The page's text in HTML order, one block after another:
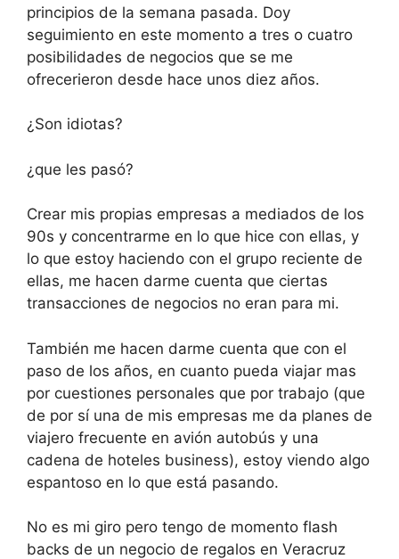
principios de la semana pasada. Doy
seguimiento en este momento a tres o cuatro
posibilidades de negocios que se me
ofrecerieron desde hace unos diez años.
¿Son idiotas?
¿que les pasó?
Crear mis propias empresas a mediados de los
90s y concentrarme en lo que hice con ellas, y
lo que estoy haciendo con el grupo reciente de
ellas, me hacen darme cuenta que ciertas
transacciones de negocios no eran para mi.
También me hacen darme cuenta que con el
paso de los años, en cuanto pueda viajar mas
por cuestiones personales que por trabajo (que
de por sí una de mis empresas me da planes de
viajero frecuente en avión autobús y una
cadena de hoteles business), estoy viendo algo
espantoso en lo que está pasando.
No es mi giro pero tengo de momento flash
backs de un negocio de regalos en Veracruz